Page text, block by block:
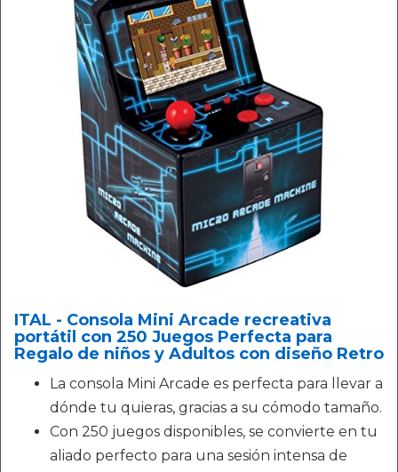
ITAL - Consola Mini Arcade recreativa
portátil con 250 Juegos Perfecta para
Regalo de niños y Adultos con diseño Retro
La consola Mini Arcade es perfecta para llevar a
dónde tu quieras, gracias a su cómodo tamaño.
Con 250 juegos disponibles, se convierte en tu
aliado perfecto para una sesión intensa de